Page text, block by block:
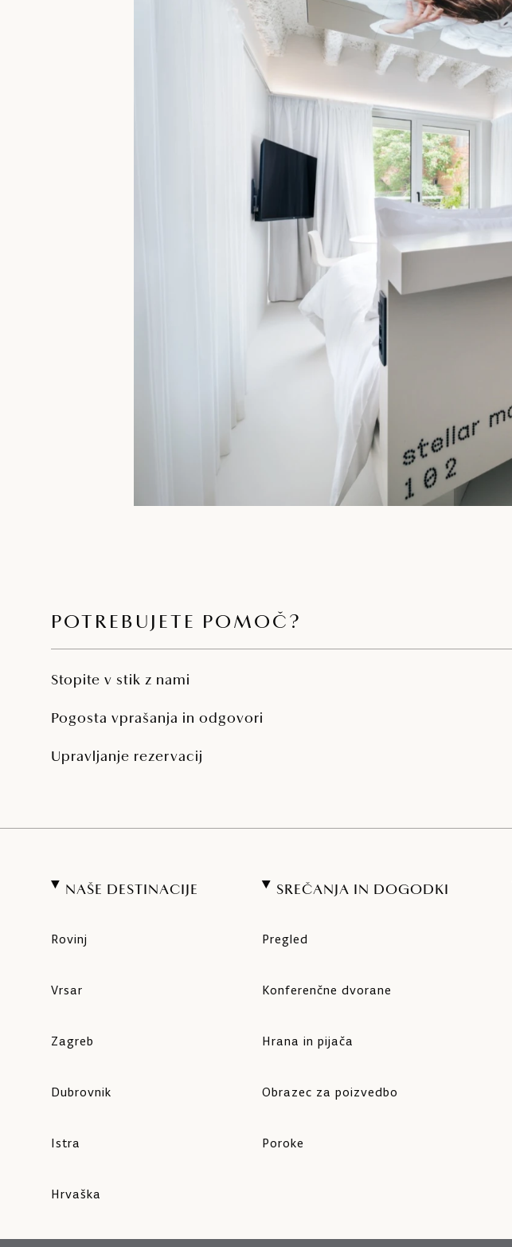
POTREBUJETE POMOČ?
Stopite v stik z nami
Pogosta vprašanja in odgovori
Upravljanje rezervacij
NAŠE DESTINACIJE
Rovinj
Vrsar
Zagreb
Dubrovnik
Istra
Hrvaška
SREČANJA IN DOGODKI
Pregled
Konferenčne dvorane
Hrana in pijača
Obrazec za poizvedbo
Poroke